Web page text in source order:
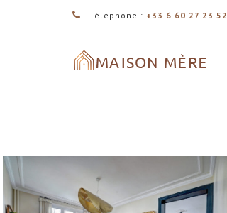
Téléphone : +33 6 60 27 23 52